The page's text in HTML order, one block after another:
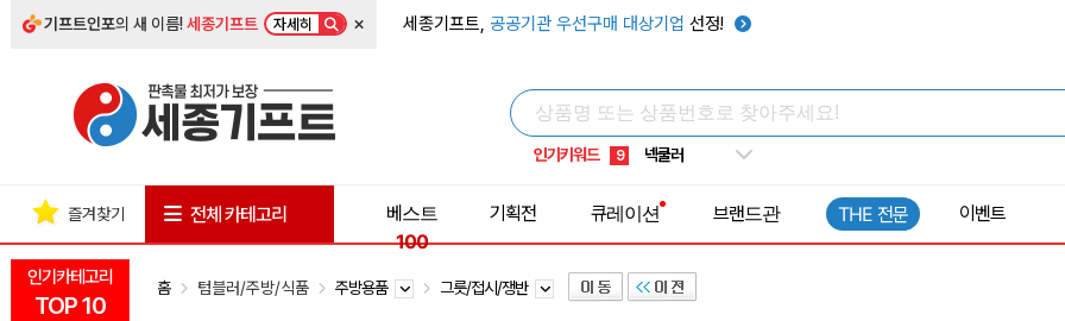
기프트인포의 새 이름!세종기프트 자세히 × 세종기프트, 공공기관 우선구매 대상기업 선정!
인기키워드
5 키캡
8 쿨토시
9 넥쿨러
1 선풍기
인기카테고리
TOP 10
즐겨찾기 전체 카테고리
베스트
100
기획전 큐레이션 브랜드관 THE 전문 이벤트
홈 텀블러/주방/식품 주방용품 그릇/접시/쟁반